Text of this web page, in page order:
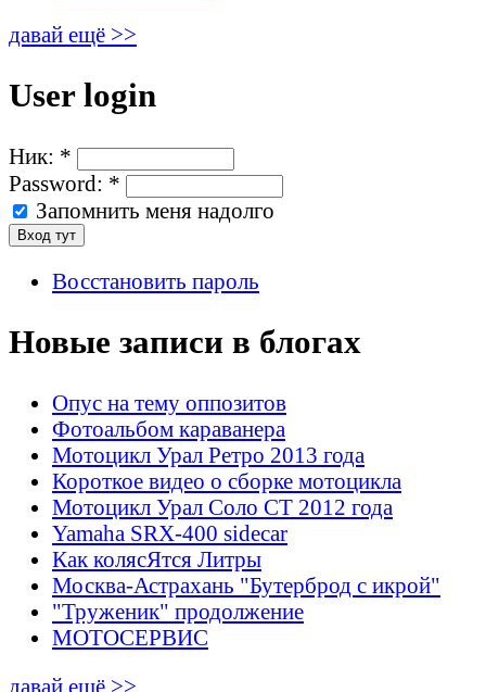
давай ещё >>
User login
Ник: *
Password: *
Запомнить меня надолго
Восстановить пароль
Новые записи в блогах
Опус на тему оппозитов
Фотоальбом караванера
Мотоцикл Урал Ретро 2013 года
Короткое видео о сборке мотоцикла
Мотоцикл Урал Соло СТ 2012 года
Yamaha SRX-400 sidecar
Как колясЯтся Литры
Москва-Астрахань "Бутерброд с икрой"
"Труженик" продолжение
МОТОСЕРВИС
давай ещё >>